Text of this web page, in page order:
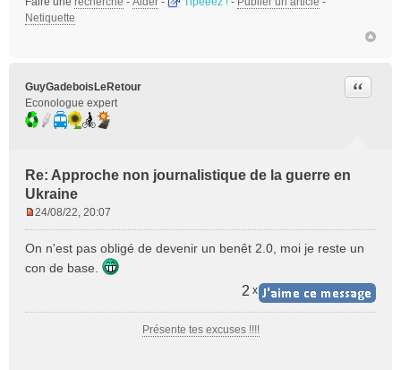
Netiquette
GuyGadeboisLeRetour
Econologue expert
Re: Approche non journalistique de la guerre en
Ukraine
Citer
s
s
24/08/22, 20:07
On n'est pas obligé de devenir un benêt 2.0, moi je reste un
con de base.
2 x
Présente tes excuses !!!!